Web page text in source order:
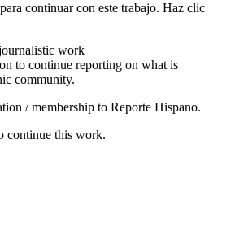
continuar con este trabajo. Haz clic
work
to continue reporting on what is
community.
/ membership to Reporte Hispano.
continue this work.